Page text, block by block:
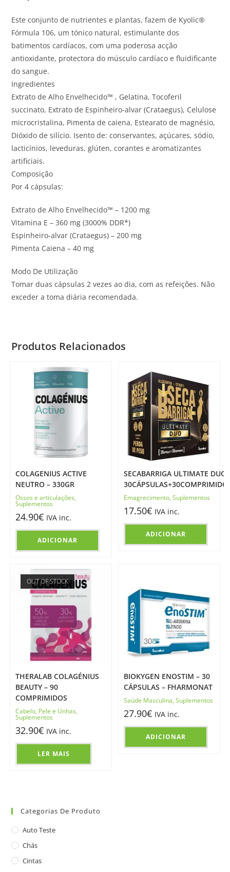
Este conjunto de nutrientes e plantas, fazem de Kyolic®
Fórmula 106, um tónico natural, estimulante dos
batimentos cardíacos, com uma poderosa acção
antioxidante, protectora do músculo cardíaco e fluidificante
do sangue.
Ingredientes
Extrato de Alho Envelhecido™ , Gelatina, Tocoferil
succinato, Extrato de Espinheiro-alvar (Crataegus), Celulose
microcristalina, Pimenta de caiena, Estearato de magnésio,
Dióxido de silício. Isento de: conservantes, açúcares, sódio,
lacticínios, leveduras, glúten, corantes e aromatizantes
artificiais.
Composição
Por 4 cápsulas:
Extrato de Alho Envelhecido™ – 1200 mg
Vitamina E – 360 mg (3000% DDR*)
Espinheiro-alvar (Crataegus) – 200 mg
Pimenta Caiena – 40 mg
Modo De Utilização
Tomar duas cápsulas 2 vezes ao dia, com as refeições. Não
exceder a toma diária recomendada.
Produtos Relacionados
COLAGENIUS ACTIVE
NEUTRO – 330GR
Ossos e articulações,
Suplementos
24.90€ IVA inc.
ADICIONAR
SECABARRIGA ULTIMATE DUO
Emagrecimento,Suplementos
17.50€ IVA inc.
ADICIONAR
OUT OF STOCK
THERALAB COLAGÉNIUS
BEAUTY – 90
COMPRIMIDOS
Cabelo, Pele e Unhas,
Suplementos
32.90€ IVA inc.
LER MAIS
BIOKYGEN ENOSTIM – 30
CÁPSULAS – FHARMONAT
Saúde Masculina,Suplementos
27.90€ IVA inc.
ADICIONAR
Categorias De Produto
Auto Teste
Chás
Cintas